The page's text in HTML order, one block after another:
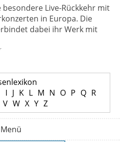
Live-Rückkehr mit
in Europa. Die
dabei ihr Werk mit
I J K L M N O P Q R
V W X Y Z
Menü